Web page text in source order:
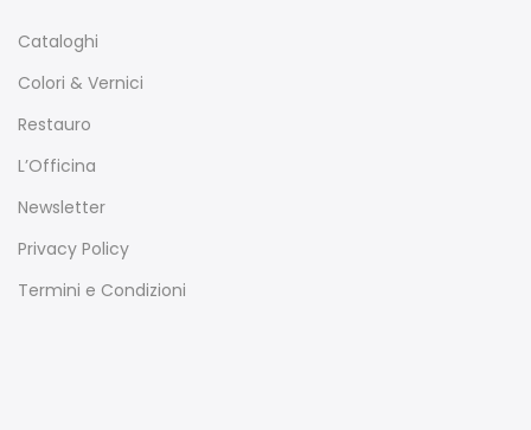
Cataloghi
Colori & Vernici
Restauro
L’Officina
Newsletter
Privacy Policy
Termini e Condizioni